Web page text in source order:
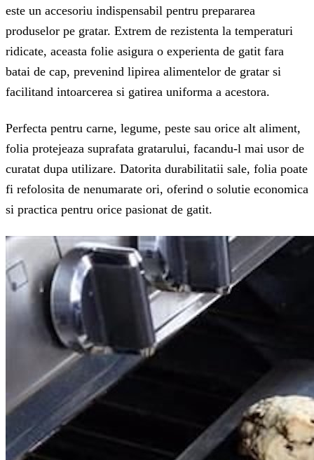
este un accesoriu indispensabil pentru prepararea
produselor pe gratar. Extrem de rezistenta la temperaturi
ridicate, aceasta folie asigura o experienta de gatit fara
batai de cap, prevenind lipirea alimentelor de gratar si
facilitand intoarcerea si gatirea uniforma a acestora.
Perfecta pentru carne, legume, peste sau orice alt aliment,
folia protejeaza suprafata gratarului, facandu-l mai usor de
curatat dupa utilizare. Datorita durabilitatii sale, folia poate
fi refolosita de nenumarate ori, oferind o solutie economica
si practica pentru orice pasionat de gatit.